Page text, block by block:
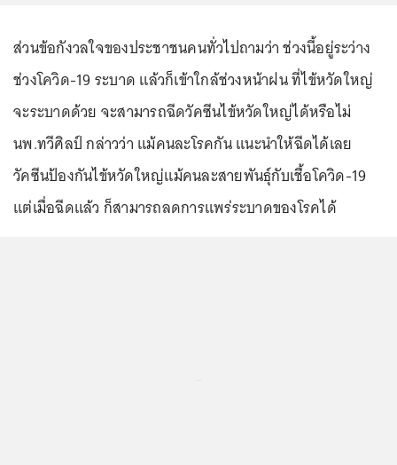
ส่วนข้อกังวลใจของประชาชนคนทั่วไปถามว่า ช่วงนี้อยู่ระว่าง
ช่วงโควิด-19 ระบาด แล้วก็เข้าใกล้ช่วงหน้าฝน ที่ไข้หวัดใหญ่
จะระบาดด้วย จะสามารถฉีดวัคซีนไข้หวัดใหญ่ได้หรือไม่
นพ.ทวีศิลป์ กล่าวว่า แม้คนละโรคกัน แนะนำให้ฉีดได้เลย
วัคซีนป้องกันไข้หวัดใหญ่แม้คนละสายพันธุ์กับเชื้อโควิด-19
แต่เมื่อฉีดแล้ว ก็สามารถลดการแพร่ระบาดของโรคได้